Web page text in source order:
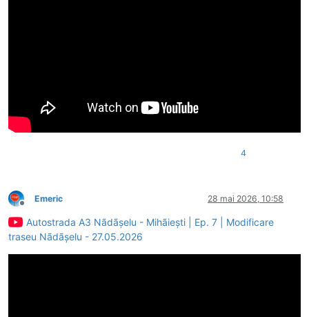
4
Deconectat
Emeric 28 mai 2026, 10:58
Autostrada A3 Nãdãșelu - Mihãiești | Ep. 7 | Modificare
traseu Nãdãșelu - 27.05.2026